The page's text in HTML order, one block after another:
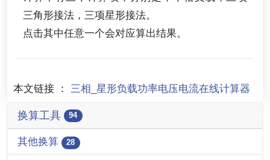
三角形接法，三项星形接法。
点击其中任意一个会对应算出结果。
本文链接 ： 三相_星形负载功率电压电流在线计算器
换算工具 94
其他换算 28